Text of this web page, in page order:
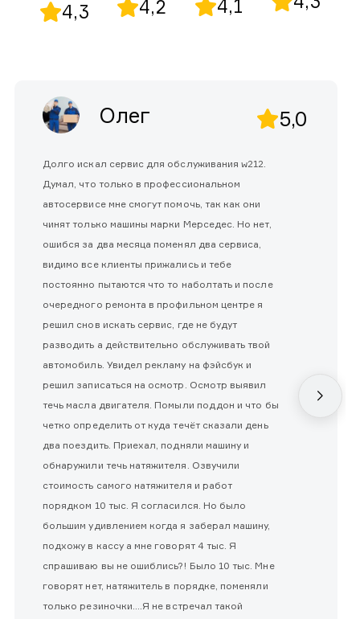
4,3 4,2 4,1
Олег 5,0
Долго искал сервис для обслуживания w212.
Думал, что только в профессиональном
автосервисе мне смогут помочь, так как они
чинят только машины марки Мерседес. Но нет,
ошибся за два месяца поменял два сервиса,
видимо все клиенты прижались и тебе
постоянно пытаются что то наболтать и после
очередного ремонта в профильном центре я
решил снов искать сервис, где не будут
разводить а действительно обслуживать твой
автомобиль. Увидел рекламу на фэйсбук и
решил записаться на осмотр. Осмотр выявил
течь масла двигателя. Помыли поддон и что бы
четко определить от куда течёт сказали день
два поездить. Приехал, подняли машину и
обнаружили течь натяжителя. Озвучили
стоимость самого натяжителя и работ
порядком 10 тыс. Я согласился. Но было
большим удивлением когда я заберал машину,
подхожу в кассу а мне говорят 4 тыс. Я
спрашиваю вы не ошиблись?! Было 10 тыс. Мне
говорят нет, натяжитель в порядке, поменяли
только резиночки....Я не встречал такой